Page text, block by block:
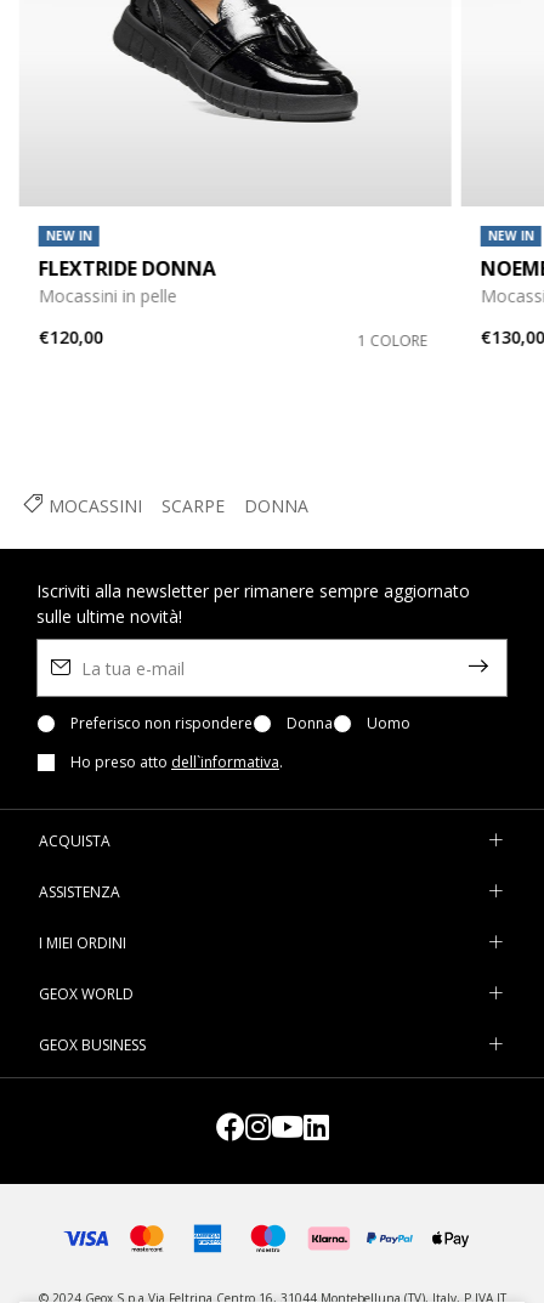
MOCASSINI SCARPE DONNA
NEW IN
FLEXTRIDE DONNA
Mocassini in pelle
€120,00
1 COLORE
NEW IN
€130,00
Iscriviti alla newsletter per rimanere sempre aggiornato
sulle ultime novità!
Preferisco non rispondere Donna
Uomo
Ho preso atto dell`informativa.
ACQUISTA
ASSISTENZA
I MIEI ORDINI
GEOX WORLD
GEOX BUSINESS
© 2024 Geox S.p.a Via Feltrina Centro 16, 31044 Montebelluna (TV), Italy, P.IVA IT